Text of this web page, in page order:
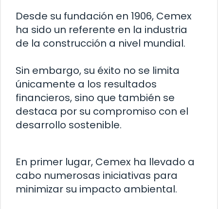
Desde su fundación en 1906, Cemex
ha sido un referente en la industria
de la construcción a nivel mundial.
Sin embargo, su éxito no se limita
únicamente a los resultados
financieros, sino que también se
destaca por su compromiso con el
desarrollo sostenible.
En primer lugar, Cemex ha llevado a
cabo numerosas iniciativas para
minimizar su impacto ambiental.